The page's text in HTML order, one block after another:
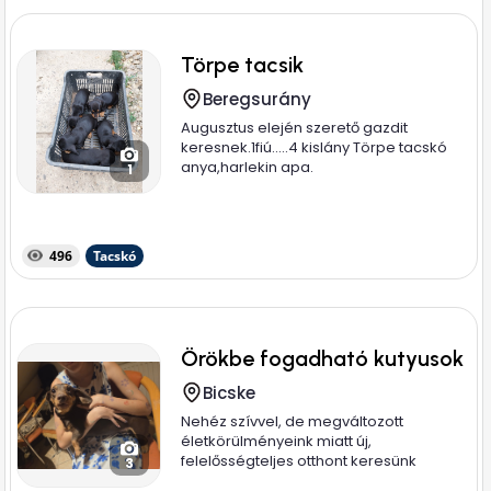
1
Törpe tacsik
Beregsurány
Augusztus elején szerető gazdit
keresnek.1fiú.....4 kislány Törpe tacskó
anya,harlekin apa.
496 Tacskó
3
Örökbe fogadható kutyusok
Bicske
Nehéz szívvel, de megváltozott
életkörülményeink miatt új,
felelősségteljes otthont keresünk